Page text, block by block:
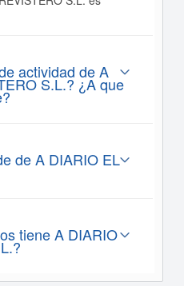
actividad de A
S.L.? ¿A que
de A DIARIO EL
tiene A DIARIO